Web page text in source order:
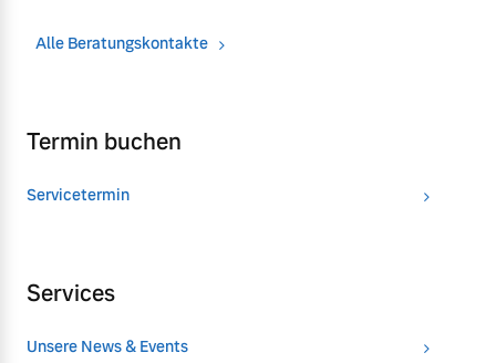
Alle Beratungskontakte
Termin buchen
Servicetermin
Services
Unsere News & Events